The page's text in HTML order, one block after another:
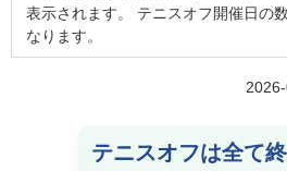
表示されます。 テニスオフ開催日の
なります。
テニスオフは全て